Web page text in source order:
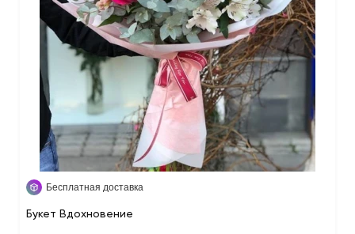
Бесплатная доставка
Букет Вдохновение